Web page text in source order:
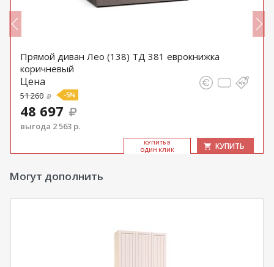
Прямой диван Лео (138) ТД 381 еврокнижка
коричневый
Цена
51 260 -5%
48 697
выгода 2 563 р.
КУ­ПИТЬ В
ОДИН КЛИК
КУПИТЬ
Могут дополнить